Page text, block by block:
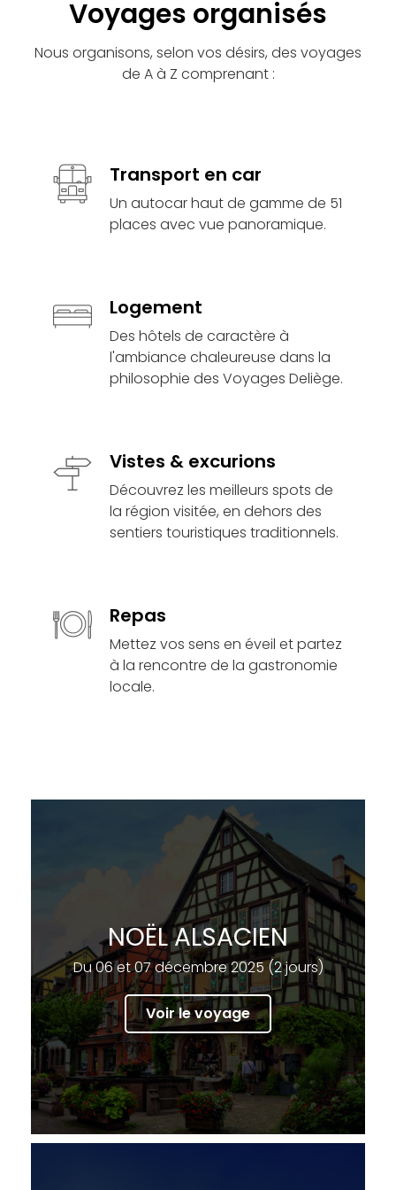
Voyages organisés
Nous organisons, selon vos désirs, des voyages
de A à Z comprenant :
Transport en car
Un autocar haut de gamme de 51
places avec vue panoramique.
Logement
Des hôtels de caractère à
l'ambiance chaleureuse dans la
philosophie des Voyages Deliège.
Vistes & excurions
Découvrez les meilleurs spots de
la région visitée, en dehors des
sentiers touristiques traditionnels.
Repas
Mettez vos sens en éveil et partez
à la rencontre de la gastronomie
locale.
NOËL ALSACIEN
Du 06 et 07 décembre 2025 (2 jours)
Voir le voyage